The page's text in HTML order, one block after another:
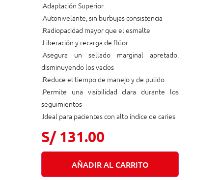
.Adaptación Superior
.Autonivelante, sin burbujas consistencia
.Radiopacidad mayor que el esmalte
.Liberación y recarga de flúor
.Asegura un sellado marginal apretado,
disminuyendo los vacíos
.Reduce el tiempo de manejo y de pulido
.Permite una visibilidad clara durante los
seguimientos
.Ideal para pacientes con alto índice de caries
S/131.00
AÑADIR AL CARRITO